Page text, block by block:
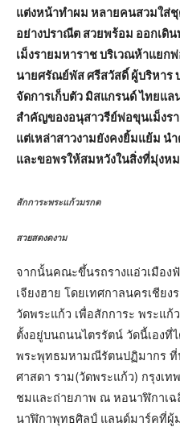
แต่งหน้าทำผม หลายคนสวมใส่
อย่างปราณีต สวยพร้อม ออกเดิ
เม็งรายมหาราช บริเวณห้าแยก
นายศรัณย์พัส ศรีสวัสดิ์ ผู้บริหาร
จัดการเก็บตัว มิสแกรนด์ ไทยแ
สำคัญของอนุสาวรีย์พ่อขุนเม็ง
แต่เหล่าสาวงามยังคงยิ้มแย้ม น
และขอพรให้สมหวังในสิ่งที่มุ่งห
สักการะพระแก้วมรกต
สวยสดงดงาม
จากนั้นคณะขึ้นรถรางแอ่วเมือง
เจียงฮาย โดยเทศกาลนครเชีย
วัดพระแก้ว เพื่อสักการะ พระแก้
ตั้งอยู่บนถนนไตรรัตน์ วัดนี้เอง
พระพุทธมหามณีรัตนปฏิมากร ที่
ศาสดา ราม(วัดพระแก้ว) กรุงเ
ชมและถ่ายภาพ ณ หอนาฬิกาเฉ
นาฬิกาพุทธศิลป์ แลนด์มาร์คที่ผู้